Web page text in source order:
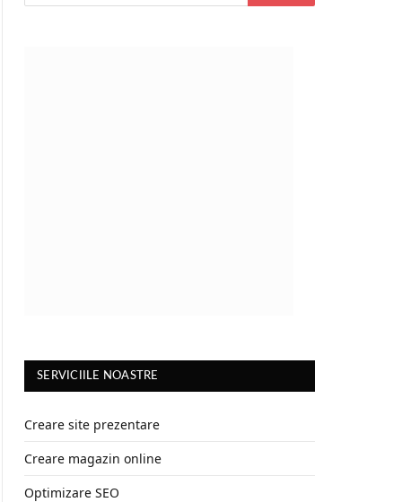
SERVICIILE NOASTRE
Creare site prezentare
Creare magazin online
Optimizare SEO